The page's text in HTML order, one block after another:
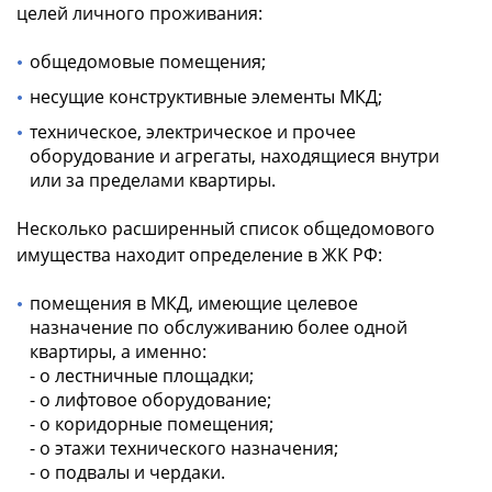
целей личного проживания:
общедомовые помещения;
несущие конструктивные элементы МКД;
техническое, электрическое и прочее
оборудование и агрегаты, находящиеся внутри
или за пределами квартиры.
Несколько расширенный список общедомового
имущества находит определение в ЖК РФ:
помещения в МКД, имеющие целевое
назначение по обслуживанию более одной
квартиры, а именно:
- o лестничные площадки;
- o лифтовое оборудование;
- o коридорные помещения;
- o этажи технического назначения;
- o подвалы и чердаки.